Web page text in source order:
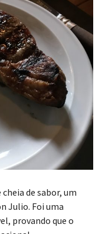
de sabor, um
Julio. Foi uma
provando que o